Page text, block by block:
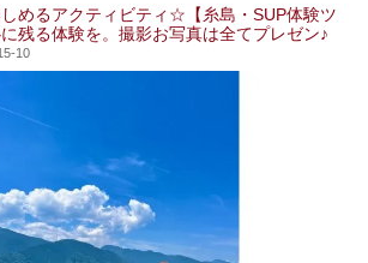
めるアクティビティ☆【糸島・SUP体験ツ
残る体験を。撮影お写真は全てプレゼン♪
10